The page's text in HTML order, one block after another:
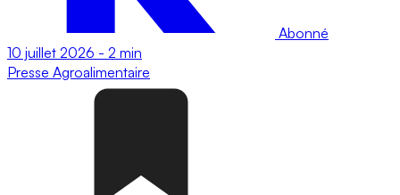
Abonné
10 juillet 2026 - 2 min
Presse Agroalimentaire